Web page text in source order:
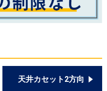
天井カセット2方向